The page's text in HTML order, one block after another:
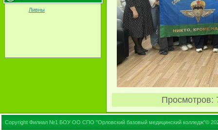
Ливны
Просмотров:
Copyright Филиал №1 БОУ ОО СПО "Орловский базовый медицинский колледж"©